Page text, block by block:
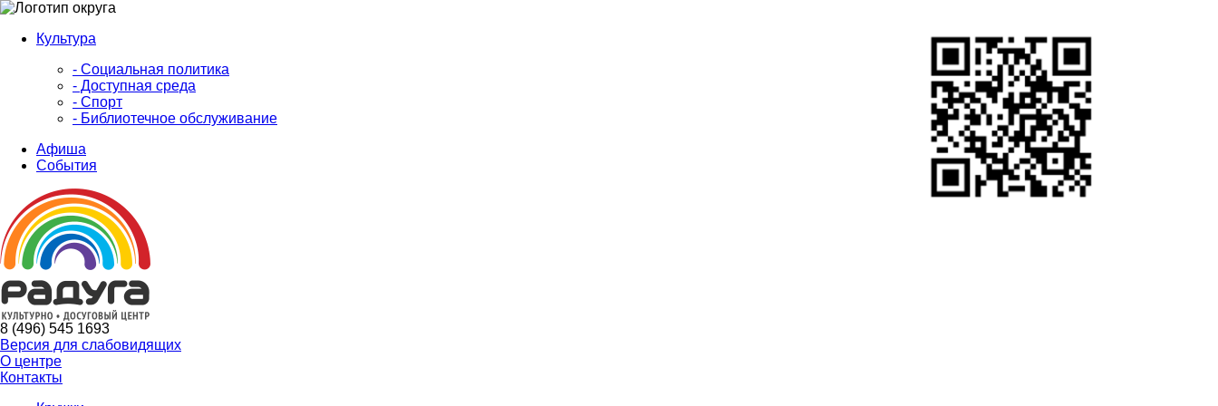
Культура
- Социальная политика
- Доступная среда
- Спорт
- Библиотечное обслуживание
Афиша
События
8 (496) 545 1693
Версия для слабовидящих
О центре
Контакты